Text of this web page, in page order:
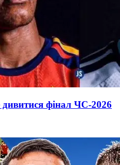
дивитися фінал ЧС-2026